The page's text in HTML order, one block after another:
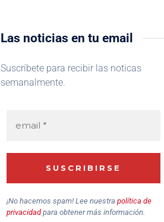
Las noticias en tu email
Suscríbete para recibir las noticas
semanalmente.
¡No hacemos spam! Lee nuestrapolítica de
privacidadpara obtener más información.